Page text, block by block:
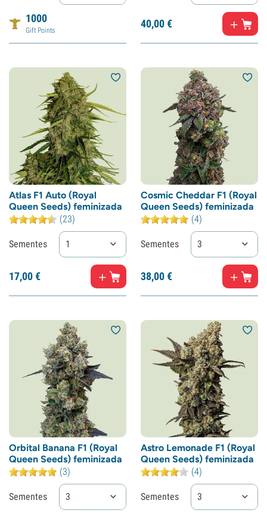
1000
Gift Points
40,00€
Atlas F1 Auto (Royal
Queen Seeds) feminizada
(23)
Sementes 1
17,00€
Cosmic Cheddar F1 (Royal
Queen Seeds) feminizada
(4)
Sementes 3
38,00€
Orbital Banana F1 (Royal
Queen Seeds) feminizada
(3)
Sementes 3
Astro Lemonade F1 (Royal
Queen Seeds) feminizada
(4)
Sementes 3